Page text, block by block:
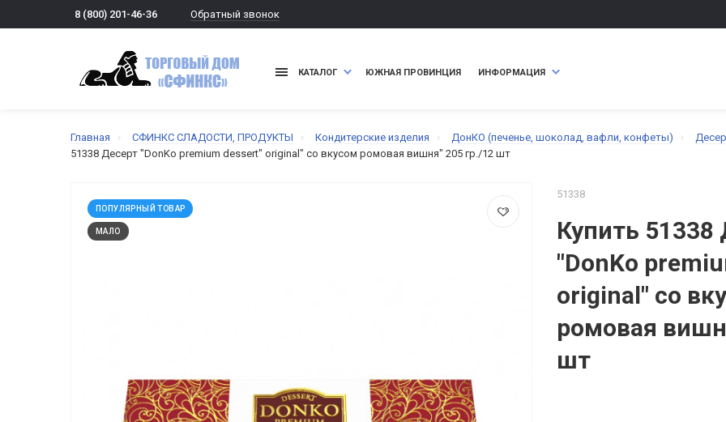
8 (800) 201-46-36 Обратный звонок
КАТАЛОГ ЮЖНАЯ ПРОВИНЦИЯ ИНФОРМАЦИЯ
Главная СФИНКС СЛАДОСТИ, ПРОДУКТЫ Кондитерские изделия ДонКО (печенье, шоколад, вафли, конфеты)
51338 Десерт "DonKo premium dessert" original" со вкусом ромовая вишня" 205 гр./12 шт
ПОПУЛЯРНЫЙ ТОВАР
МАЛО
51338
Купить 51338
"DonKo
original" со
ромовая
шт